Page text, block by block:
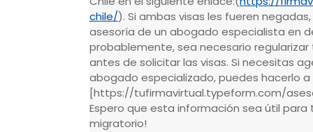
chile/). Si ambas visas les fueren
asesoría de un abogado especialista en
probablemente, sea necesario
antes de solicitar las visas. Si necesitas
abogado especializado, puedes hacerlo
[https://tufirmavirtual.typeform.com/
Espero que esta información sea útil para
migratorio!